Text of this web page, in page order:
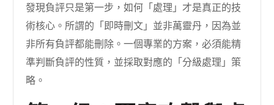
發現負評只是第一步，如何「處理」才是真正的技
術核心。所謂的「即時刪文」並非萬靈丹，因為並
非所有負評都能刪除。一個專業的方案，必須能精
準判斷負評的性質，並採取對應的「分級處理」策
略。